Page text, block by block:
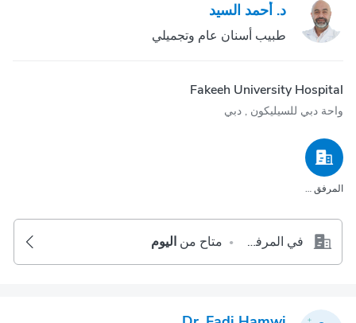
د. أحمد السيد
طبيب أسنان عام وتجميلي
Fakeeh University Hospital
واحة دبي للسيليكون‎ , دبي
المرفق الصحي
في المرفق الصحي • متاح من اليوم